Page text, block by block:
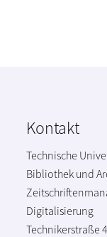
Kontakt
Technische
Bibliothek und
Digitalisierung
Technikerstraße 4